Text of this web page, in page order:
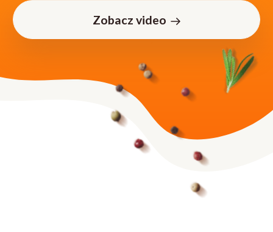
Zobacz video